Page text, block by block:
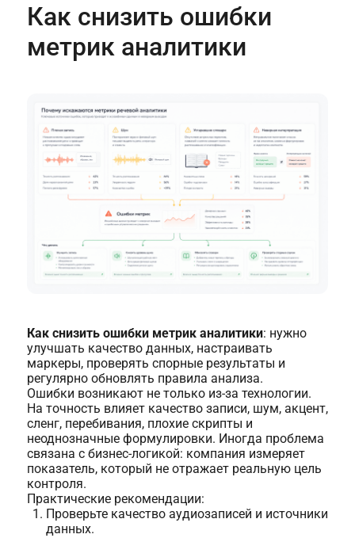
Как снизить ошибки
метрик аналитики
Как снизить ошибки метрик аналитики: нужно
улучшать качество данных, настраивать
маркеры, проверять спорные результаты и
регулярно обновлять правила анализа.
Ошибки возникают не только из-за технологии.
На точность влияет качество записи, шум, акцент,
сленг, перебивания, плохие скрипты и
неоднозначные формулировки. Иногда проблема
связана с бизнес-логикой: компания измеряет
показатель, который не отражает реальную цель
контроля.
Практические рекомендации:
Проверьте качество аудиозаписей и источники
данных.